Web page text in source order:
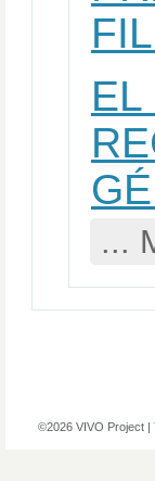
...
©2026 VIVO Project |